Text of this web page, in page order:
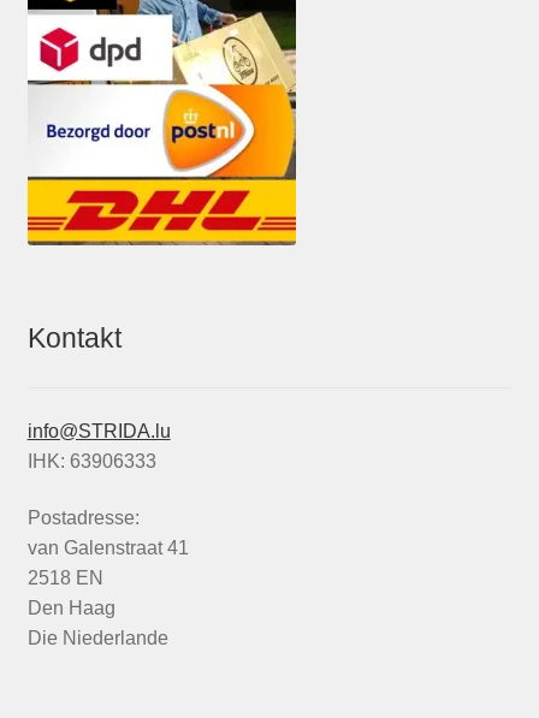
Kontakt
info@STRIDA.lu
IHK: 63906333
Postadresse:
van Galenstraat 41
2518 EN
Den Haag
Die Niederlande